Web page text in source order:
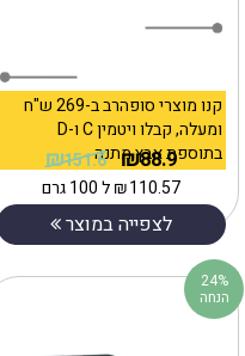
קנו מוצרי סופהרב ב-269 ש"ח
ומעלה, קבלו ויטמין C ו-D
בתוספת אבץ מתנה
88.9
₪
151.6
₪
110.57
₪ל 100 גרם
לצפייה במוצר
24%
הנחה